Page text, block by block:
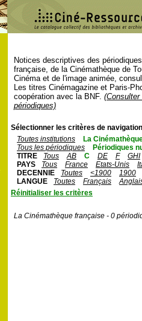
Notices descriptives des
française, de la Cinémathèque de
Cinéma et de l'image animée,
Les titres Cinémagazine et Paris-
coopération avec la BNF.
périodiques)
Sélectionner les critères de
Toutes institutions
La
Tous les périodiques
Périodiques
TITRE
Tous AB C DE F
GHI
PAYS
Tous France Etats-Unis
DECENNIE
Toutes <1900
1900
LANGUE
Toutes Français
Réinitialiser les critères
La Cinémathèque française - 0